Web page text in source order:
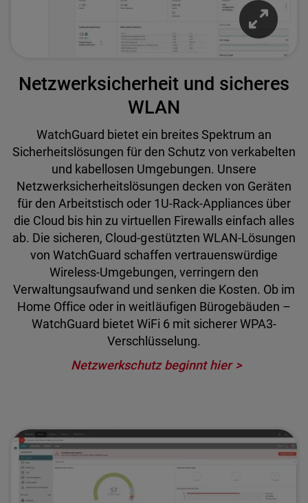
Netzwerksicherheit und sicheres
WLAN
WatchGuard bietet ein breites Spektrum an
Sicherheitslösungen für den Schutz von verkabelten
und kabellosen Umgebungen. Unsere
Netzwerksicherheitslösungen decken von Geräten
für den Arbeitstisch oder 1U-Rack-Appliances über
die Cloud bis hin zu virtuellen Firewalls einfach alles
ab. Die sicheren, Cloud-gestützten WLAN-Lösungen
von WatchGuard schaffen vertrauenswürdige
Wireless-Umgebungen, verringern den
Verwaltungsaufwand und senken die Kosten. Ob im
Home Office oder in weitläufigen Bürogebäuden –
WatchGuard bietet WiFi 6 mit sicherer WPA3-
Verschlüsselung.
Netzwerkschutz beginnt hier